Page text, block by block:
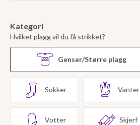
Kategori
Hvilket plagg vil du få strikket?
Genser/Større plagg
Sokker Vanter
Votter Skjerf